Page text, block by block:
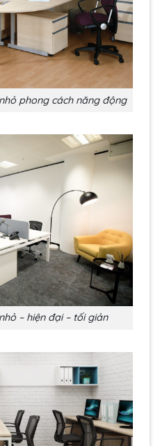
phong cách năng động
– hiện đại – tối giản